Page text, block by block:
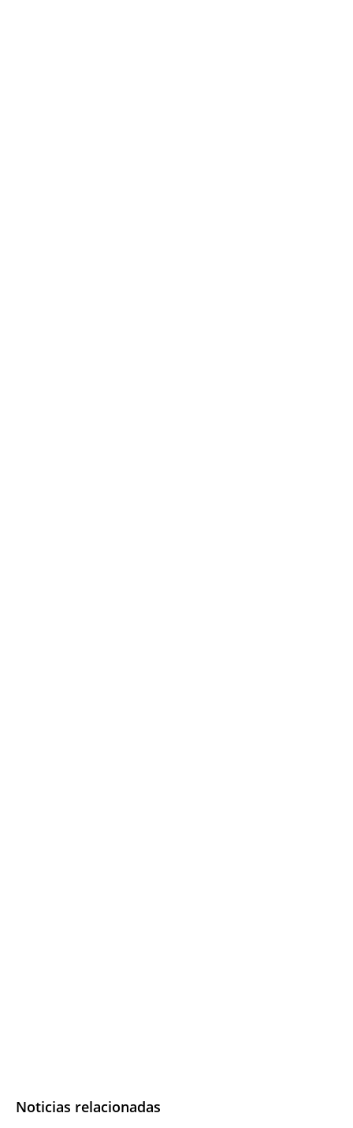
Noticias relacionadas